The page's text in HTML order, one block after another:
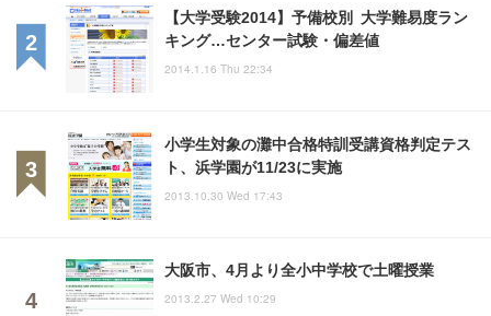
【大学受験2014】予備校別 大学難易度ラン
キング…センター試験・偏差値
2014.1.16 Thu 22:34
小学生対象の灘中合格特訓受講資格判定テス
ト、浜学園が11/23に実施
2013.10.30 Wed 17:43
大阪市、4月より全小中学校で土曜授業
2013.2.27 Wed 10:29